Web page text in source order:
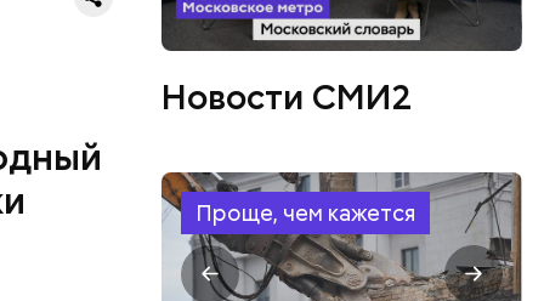
со
это
Новости СМИ2
Проще, чем кажется